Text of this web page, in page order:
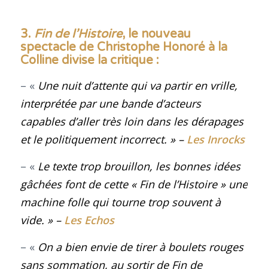
3. Fin de l’Histoire, le nouveau
spectacle de Christophe Honoré à la
Colline divise la critique :
– « Une nuit d’attente qui va partir en vrille,
interprétée par une bande d’acteurs
capables d’aller très loin dans les dérapages
et le politiquement incorrect. » – Les Inrocks
– « Le texte trop brouillon, les bonnes idées
gâchées font de cette « Fin de l’Histoire » une
machine folle qui tourne trop souvent à
vide. »– Les Echos
– « On a bien envie de tirer à boulets rouges
sans sommation, au sortir de Fin de